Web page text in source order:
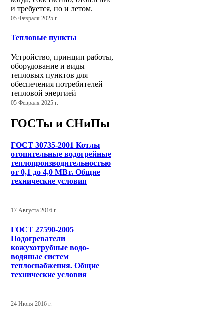
и требуется, но и летом.
05 Февраля 2025 г.
Тепловые пункты
Устройство, принцип работы,
оборудование и виды
тепловых пунктов для
обеспечения потребителей
тепловой энергией
05 Февраля 2025 г.
ГОСТы и СНиПы
ГОСТ 30735-2001 Котлы
отопительные водогрейные
теплопроизводительностью
от 0,1 до 4,0 МВт. Общие
технические условия
17 Августа 2016 г.
ГОСТ 27590-2005
Подогреватели
кожухотрубные водо-
водяные систем
теплоснабжения. Общие
технические условия
24 Июня 2016 г.